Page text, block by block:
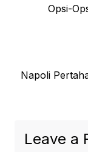
navigation
PreviousOpsi-
Next
Napoli
Leave a